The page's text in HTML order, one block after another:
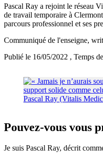
Pascal Ray a rejoint le réseau
de travail temporaire à
parcours professionnel et ses
Communiqué de l'enseigne,
Publié le 16/05/2022 , Temps
Pouvez-vous vous
Je suis Pascal Ray, décrit